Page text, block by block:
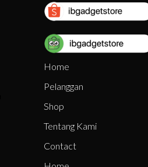
Home
Pelanggan
Shop
Tentang Kami
Contact